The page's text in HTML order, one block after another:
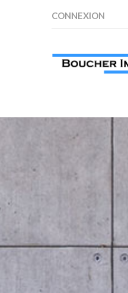
CONNEXION